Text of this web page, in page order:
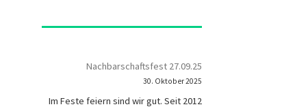
Nachbarschaftsfest 27.09.25
30. Oktober 2025
Im Feste feiern sind wir gut. Seit 2012